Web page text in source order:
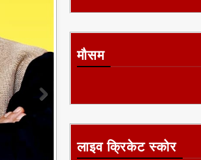
मौसम
लाइव क्रिकेट स्कोर